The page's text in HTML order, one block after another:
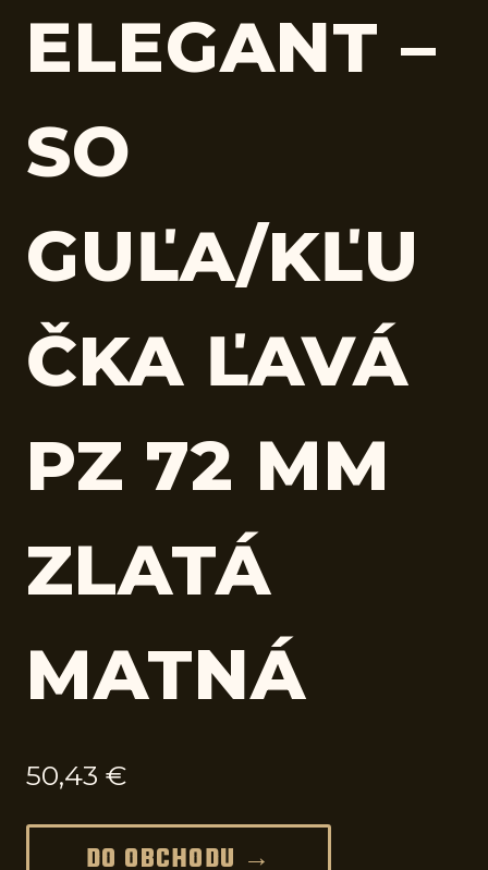
ELEGANT –
SO
GUĽA/KĽU
ČKA ĽAVÁ
PZ 72 MM
ZLATÁ
MATNÁ
50,43 €
DO OBCHODU →